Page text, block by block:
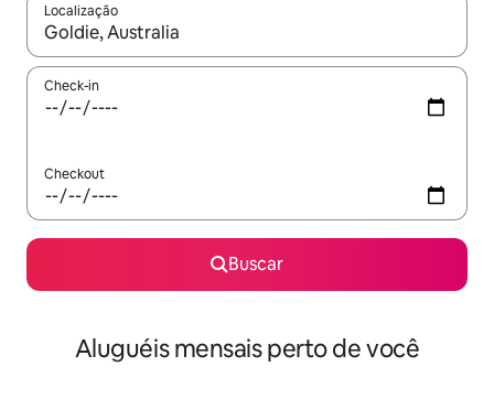
Localização
Quando os resultados estiverem disponíveis, explore-os
Check-in
Checkout
Buscar
Aluguéis mensais perto de você